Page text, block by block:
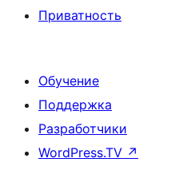
Приватность
Обучение
Поддержка
Разработчики
WordPress.TV ↗